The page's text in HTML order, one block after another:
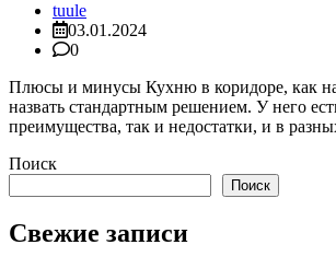
tuule
03.01.2024
0
Плюсы и минусы Кухню в коридоре, как
назвать стандартным решением. У него
преимущества, так и недостатки, и в
Поиск
Поиск
Свежие записи